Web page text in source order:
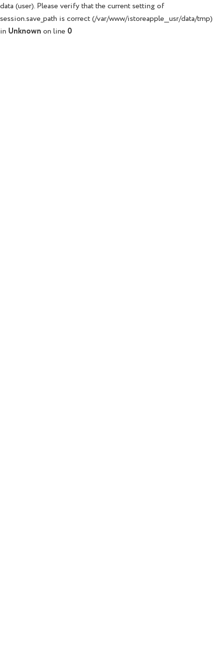
data (user). Please verify that the current setting of
session.save_path is correct (/var/www/istoreapple__usr/data/tmp)
in Unknown on line 0